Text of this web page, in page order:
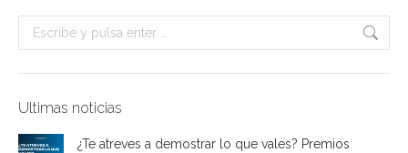
Buscar:
Ultimas noticias
¿Te atreves a demostrar lo que vales? Premios